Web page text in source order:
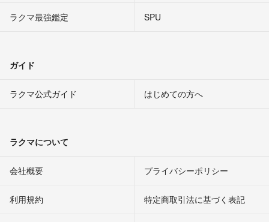
ラクマ最強鑑定
SPU
ガイド
ラクマ公式ガイド はじめての方へ
ラクマについて
会社概要 プライバシーポリシー
利用規約 特定商取引法に基づく表記